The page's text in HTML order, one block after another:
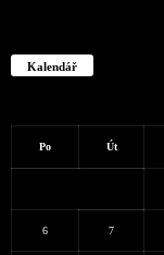
Kalendář
Po Út
6 7